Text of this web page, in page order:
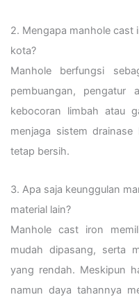
2. Mengapa manhole cast
kota?
Manhole berfungsi
pembuangan, pengatur
kebocoran limbah atau
menjaga sistem
tetap bersih.
3. Apa saja keunggulan
material lain?
Manhole cast iron
mudah dipasang, serta
yang rendah. Meskipun
namun daya tahannya